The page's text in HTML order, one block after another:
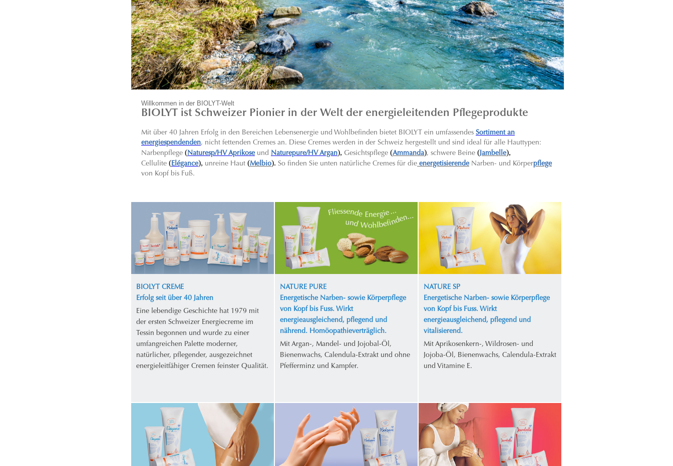
Willkommen in der BIOLYT-Welt
BIOLYT ist Schweizer Pionier in der Welt der energieleitenden Pflegeprodukte
Mit über 40 Jahren Erfolg in den Bereichen Lebensenergie und Wohlbefinden bietet BIOLYT ein umfassendes Sortiment an
energiespendenden, nicht fettenden Cremes an. Diese Cremes werden in der Schweiz hergestellt und sind ideal für alle Hauttypen:
Narbenpflege (Naturesp/HV Aprikose und Naturepure/HV Argan), Gesichtspflege (Ammanda), schwere Beine (Jambelle),
Cellulite (Elégance), unreine Haut (Melbio). So finden Sie unten natürliche Cremes für die energetisierendeNarben- und Körperpflege
von Kopf bis Fuß.
BIOLYT CREME
Erfolg seit über 40 Jahren
Eine lebendige Geschichte hat 1979 mit
der ersten Schweizer Energiecreme im
Tessin begonnen und wurde zu einer
umfangreichen Palette moderner,
natürlicher, pflegender, ausgezeichnet
energieleitfähiger Cremen feinster Qualität.
NATURE PURE
Energetische Narben- sowie Körperpflege
von Kopf bis Fuss. Wirkt
energieausgleichend, pflegend und
nährend. Homöopathieverträglich.
Mit Argan-, Mandel- und Jojobal-Öl,
Bienenwachs, Calendula-Extrakt und ohne
Pfefferminz und Kampfer.
NATURE SP
Energetische Narben- sowie Körperpflege
von Kopf bis Fuss. Wirkt
energieausgleichend, pflegend und
vitalisierend.
Mit Aprikosenkern-, Wildrosen- und
Jojoba-Öl, Bienenwachs, Calendula-Extrakt
und Vitamine E.